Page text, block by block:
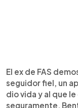
El ex de FAS
seguidor fiel, un
dio vida y al que
seguramente,